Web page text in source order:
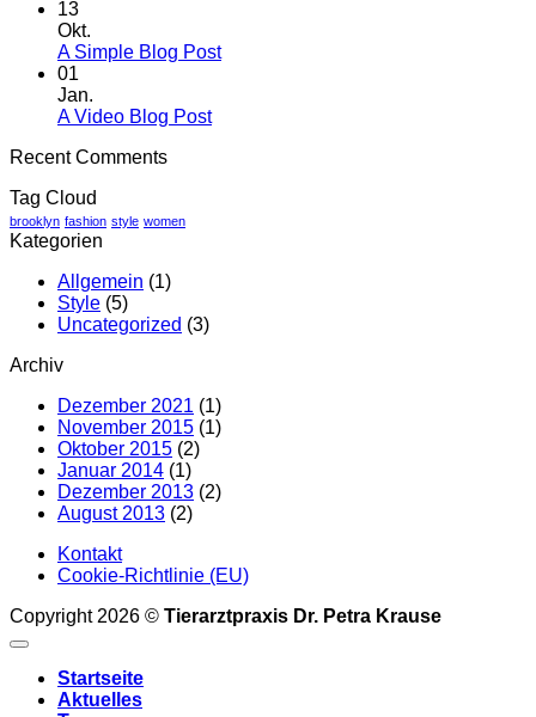
13
Okt.
A Simple Blog PostKeine
01
Jan.
A Video Blog PostKeine
Recent Comments
Tag Cloud
brooklyn fashion style women
Kategorien
Allgemein (1)
Style (5)
Uncategorized (3)
Archiv
Dezember 2021 (1)
November 2015 (1)
Oktober 2015 (2)
Januar 2014 (1)
Dezember 2013 (2)
August 2013 (2)
Kontakt
Cookie-Richtlinie (EU)
Copyright 2026 © Tierarztpraxis Dr. Petra Krause
Startseite
Aktuelles